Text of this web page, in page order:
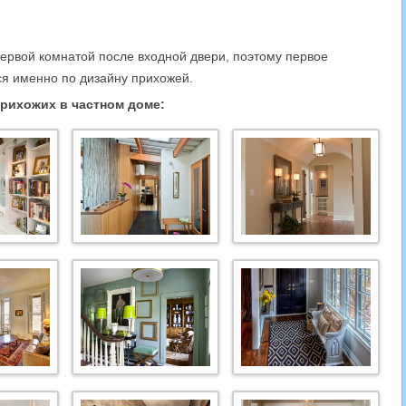
комнатой после входной двери, поэтому первое
именно по дизайну прихожей.
в частном доме: